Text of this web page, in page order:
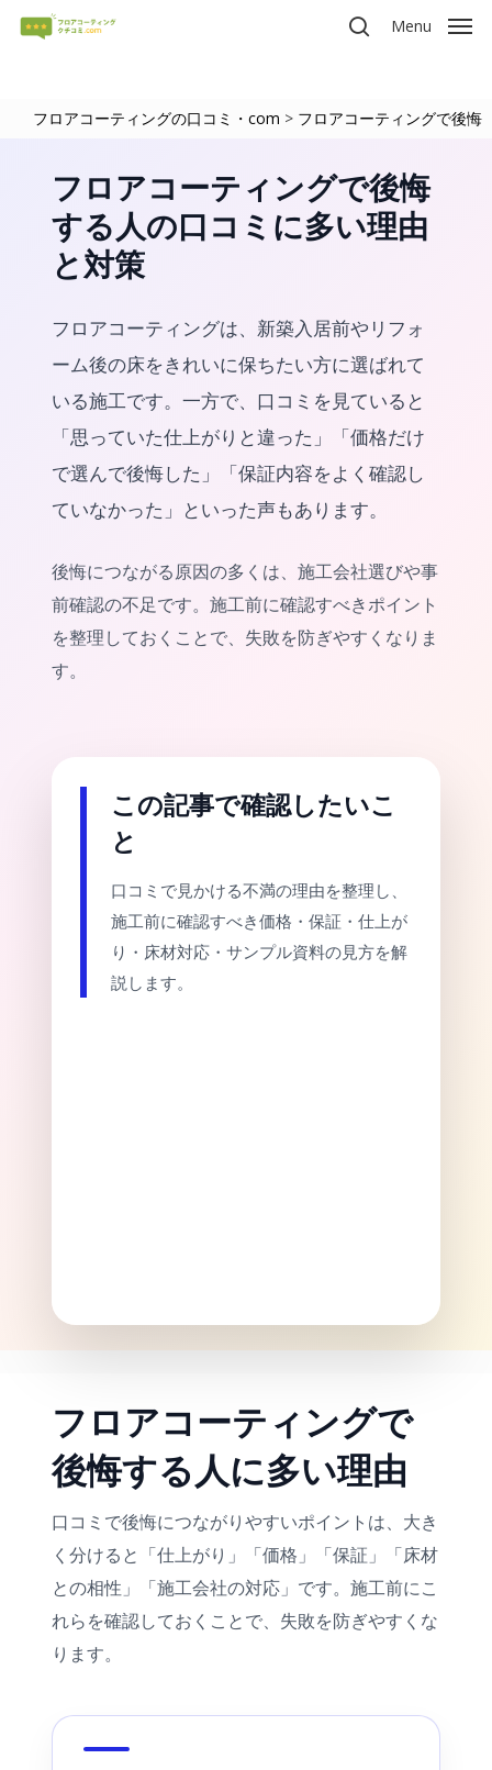
Skip
Menu
フロアコーティングの口コミ・com > フロアコーティングで後悔
フロアコーティングで後悔
する人の口コミに多い理由
と対策
フロアコーティングは、新築入居前やリフォ
ーム後の床をきれいに保ちたい方に選ばれて
いる施工です。一方で、口コミを見ていると
「思っていた仕上がりと違った」「価格だけ
で選んで後悔した」「保証内容をよく確認し
ていなかった」といった声もあります。
後悔につながる原因の多くは、施工会社選びや事
前確認の不足です。施工前に確認すべきポイント
を整理しておくことで、失敗を防ぎやすくなりま
す。
この記事で確認したいこ
と
口コミで見かける不満の理由を整理し、
施工前に確認すべき価格・保証・仕上が
り・床材対応・サンプル資料の見方を解
説します。
フロアコーティングで
後悔する人に多い理由
口コミで後悔につながりやすいポイントは、大き
く分けると「仕上がり」「価格」「保証」「床材
との相性」「施工会社の対応」です。施工前にこ
れらを確認しておくことで、失敗を防ぎやすくな
ります。